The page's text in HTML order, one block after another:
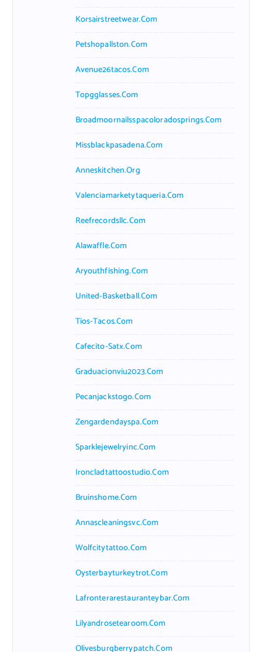
Korsairstreetwear.com
Petshopallston.com
Avenue26tacos.com
Topgglasses.com
Broadmoornailsspacoloradosprings.com
Missblackpasadena.com
Anneskitchen.org
Valenciamarketytaqueria.com
Reefrecordsllc.com
Alawaffle.com
Aryouthfishing.com
United-Basketball.com
Tios-Tacos.com
Cafecito-Satx.com
Graduacionviu2023.com
Pecanjackstogo.com
Zengardendayspa.com
Sparklejewelryinc.com
Ironcladtattoostudio.com
Bruinshome.com
Annascleaningsvc.com
Wolfcitytattoo.com
Oysterbayturkeytrot.com
Lafronterarestauranteybar.com
Lilyandrosetearoom.com
Olivesburgberrypatch.com